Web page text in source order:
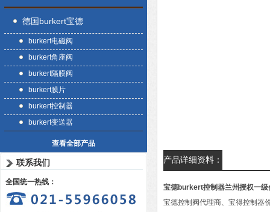
德国burkert宝德
burkert电磁阀
burkert角座阀
burkert隔膜阀
burkert膜片
burkert控制器
burkert变送器
查看全部产品
联系我们
全国统一热线：
产品详细资料：
宝德burkert控制器兰州授权一级
宝德控制阀代理商、宝得控制器